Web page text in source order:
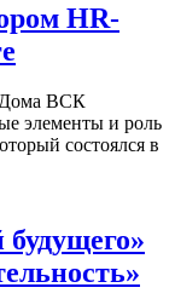
HR-
Дома ВСК
элементы и роль
состоялся в